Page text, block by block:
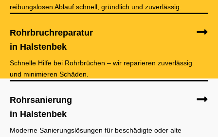
reibungslosen Ablauf schnell, gründlich und zuverlässig.
Rohrbruchreparatur
in Halstenbek
Schnelle Hilfe bei Rohrbrüchen – wir reparieren zuverlässig
und minimieren Schäden.
Rohrsanierung
in Halstenbek
Moderne Sanierungslösungen für beschädigte oder alte